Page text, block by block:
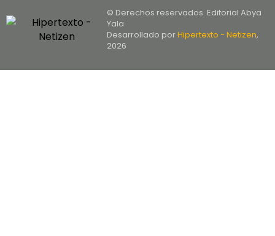
© Derechos reservados. Editorial Abya
Yala
Desarrollado porHipertexto - Netizen,
2026